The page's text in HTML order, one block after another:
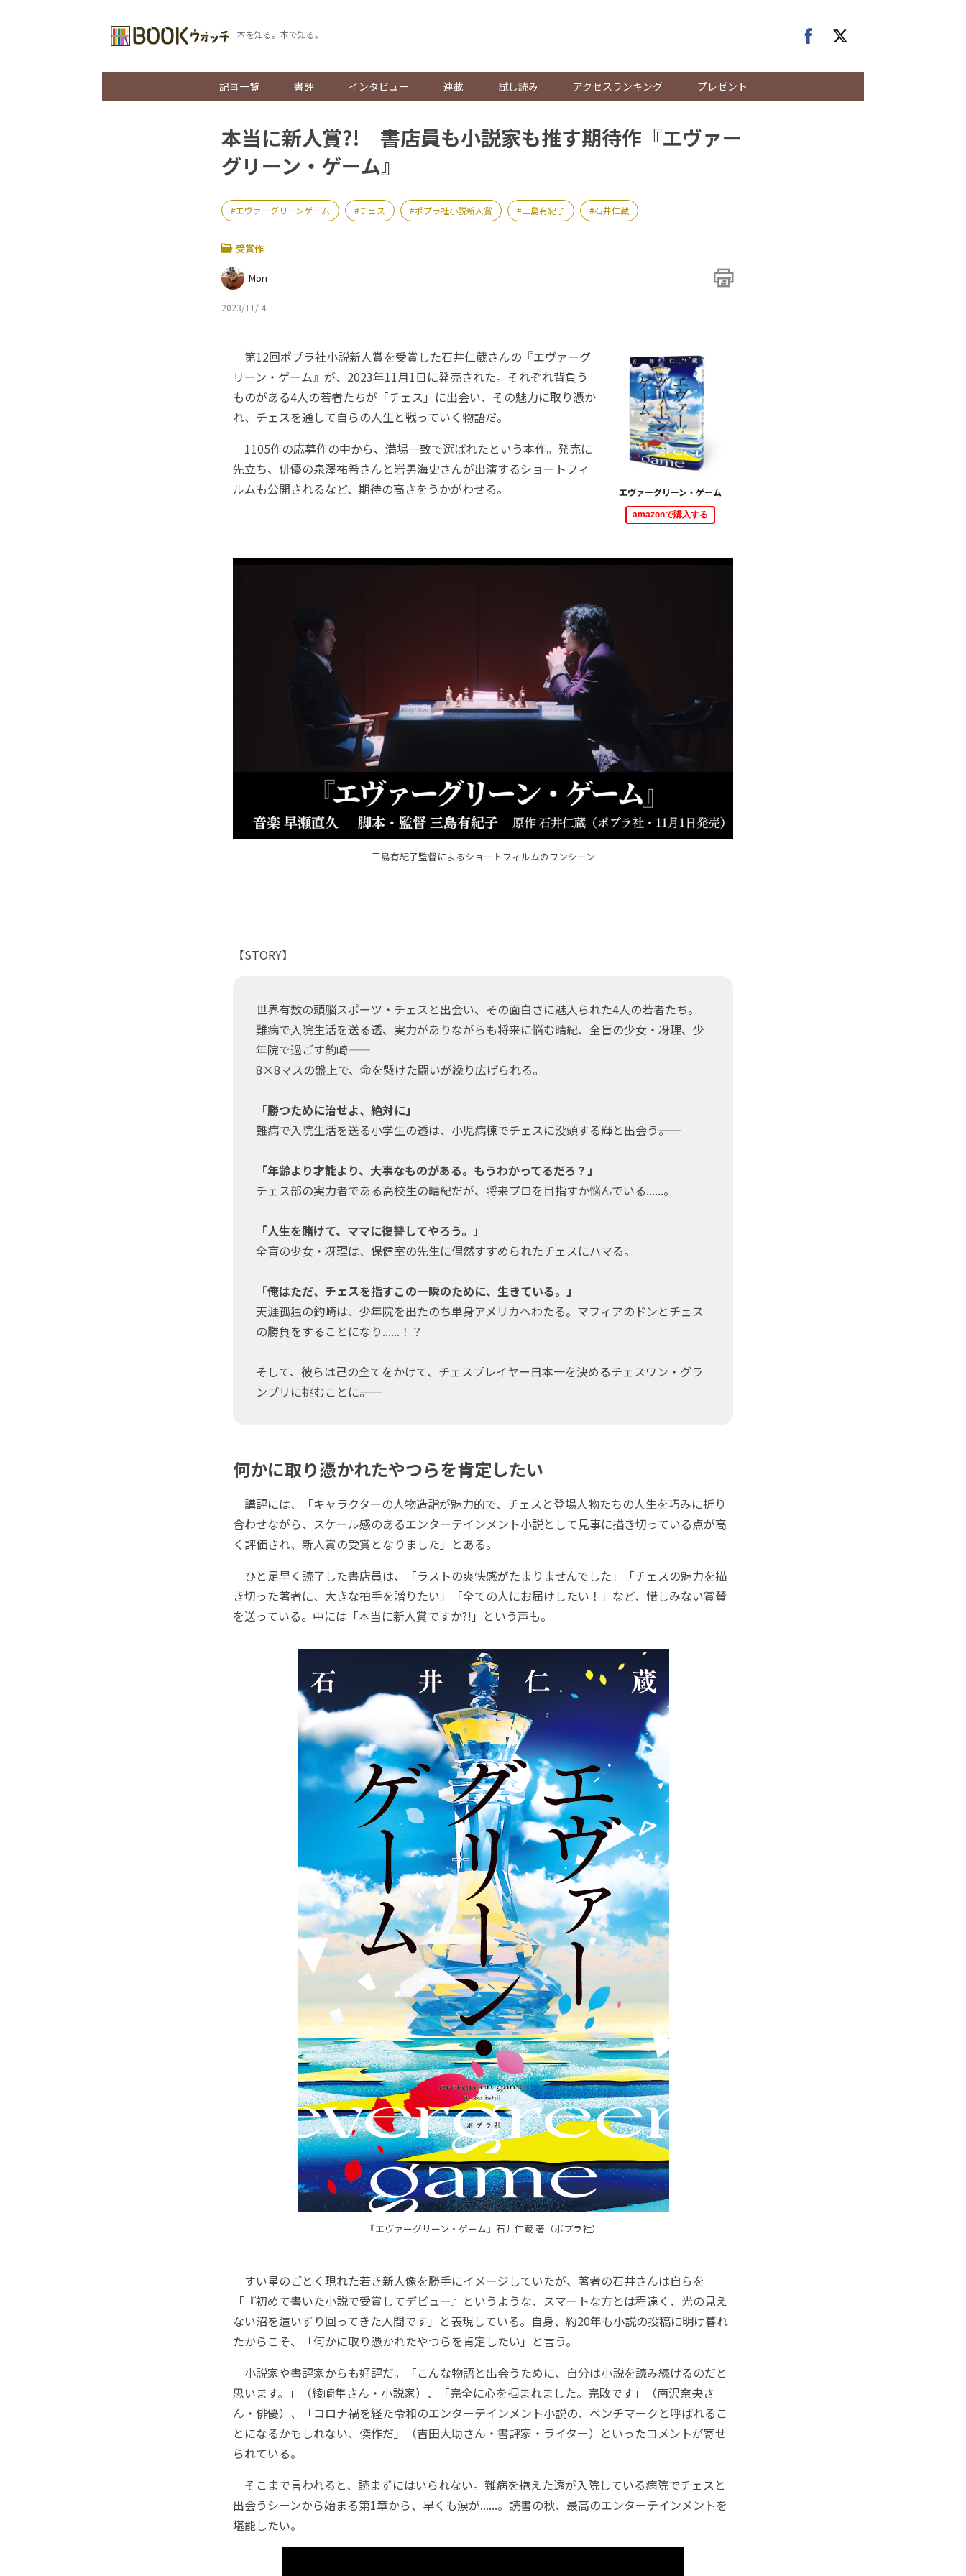
本を知る。本で知る。
記事一覧 書評 インタビュー 連載 試し読み アクセスランキング プレゼント
本当に新人賞?! 書店員も小説家も推す期待作『エヴァー
グリーン・ゲーム』
エヴァーグリーンゲーム チェス ポプラ社小説新人賞 三島有紀子 石井仁蔵
受賞作
Mori
2023/11/ 4
エヴァーグリーン・ゲーム
amazonで購入する
第12回ポプラ社小説新人賞を受賞した石井仁蔵さんの『エヴァーグ
リーン・ゲーム』が、2023年11月1日に発売された。それぞれ背負う
ものがある4人の若者たちが「チェス」に出会い、その魅力に取り憑か
れ、チェスを通して自らの人生と戦っていく物語だ。
1105作の応募作の中から、満場一致で選ばれたという本作。発売に
先立ち、俳優の泉澤祐希さんと岩男海史さんが出演するショートフィ
ルムも公開されるなど、期待の高さをうかがわせる。
三島有紀子監督によるショートフィルムのワンシーン
【STORY】
世界有数の頭脳スポーツ・チェスと出会い、その面白さに魅入られた4人の若者たち。
難病で入院生活を送る透、実力がありながらも将来に悩む晴紀、全盲の少女・冴理、少
年院で過ごす釣崎――
8×8マスの盤上で、命を懸けた闘いが繰り広げられる。
「勝つために治せよ、絶対に」
難病で入院生活を送る小学生の透は、小児病棟でチェスに没頭する輝と出会う――。
「年齢より才能より、大事なものがある。もうわかってるだろ？」
チェス部の実力者である高校生の晴紀だが、将来プロを目指すか悩んでいる......。
「人生を賭けて、ママに復讐してやろう。」
全盲の少女・冴理は、保健室の先生に偶然すすめられたチェスにハマる。
「俺はただ、チェスを指すこの一瞬のために、生きている。」
天涯孤独の釣崎は、少年院を出たのち単身アメリカへわたる。マフィアのドンとチェス
の勝負をすることになり......！？
そして、彼らは己の全てをかけて、チェスプレイヤー日本一を決めるチェスワン・グラ
ンプリに挑むことに――。
何かに取り憑かれたやつらを肯定したい
講評には、「キャラクターの人物造詣が魅力的で、チェスと登場人物たちの人生を巧みに折り
合わせながら、スケール感のあるエンターテインメント小説として見事に描き切っている点が高
く評価され、新人賞の受賞となりました」とある。
ひと足早く読了した書店員は、「ラストの爽快感がたまりませんでした」「チェスの魅力を描
き切った著者に、大きな拍手を贈りたい」「全ての人にお届けしたい！」など、惜しみない賞賛
を送っている。中には「本当に新人賞ですか?!」という声も。
『エヴァーグリーン・ゲーム』石井仁蔵 著（ポプラ社）
すい星のごとく現れた若き新人像を勝手にイメージしていたが、著者の石井さんは自らを
「『初めて書いた小説で受賞してデビュー』というような、スマートな方とは程遠く、光の見え
ない沼を這いずり回ってきた人間です」と表現している。自身、約20年も小説の投稿に明け暮れ
たからこそ、「何かに取り憑かれたやつらを肯定したい」と言う。
小説家や書評家からも好評だ。「こんな物語と出会うために、自分は小説を読み続けるのだと
思います。」（綾崎隼さん・小説家）、「完全に心を掴まれました。完敗です」（南沢奈央さ
ん・俳優）、「コロナ禍を経た令和のエンターテインメント小説の、ベンチマークと呼ばれるこ
とになるかもしれない、傑作だ」（吉田大助さん・書評家・ライター）といったコメントが寄せ
られている。
そこまで言われると、読まずにはいられない。難病を抱えた透が入院している病院でチェスと
出会うシーンから始まる第1章から、早くも涙が......。読書の秋、最高のエンターテインメントを
堪能したい。